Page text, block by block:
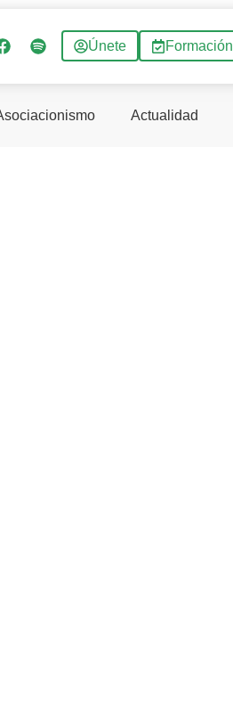
Únete Formación
Actualidad